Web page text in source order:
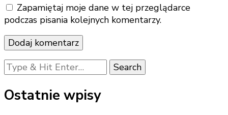
Zapamiętaj moje dane w tej przeglądarce
podczas pisania kolejnych komentarzy.
Looking
for
Something?
Ostatnie wpisy